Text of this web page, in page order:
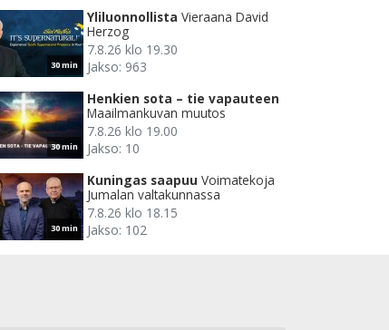
30 min
Yliluonnollista Vieraana David
Herzog
7.8.26 klo 19.30
Jakso: 963
30 min
Henkien sota – tie vapauteen
Maailmankuvan muutos
7.8.26 klo 19.00
Jakso: 10
30 min
Kuningas saapuu Voimatekoja
Jumalan valtakunnassa
7.8.26 klo 18.15
Jakso: 102